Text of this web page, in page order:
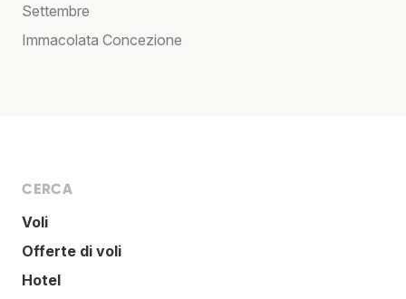
Settembre
Immacolata Concezione
CERCA
Voli
Offerte di voli
Hotel